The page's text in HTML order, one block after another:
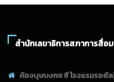
สำนักเลขาธิการสภาการสื่อ
ห้องบุษบงกช ซี โรงแรมรอยัล